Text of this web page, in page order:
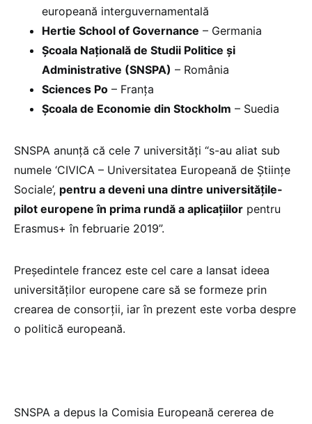
europeană interguvernamentală
Hertie School of Governance – Germania
Școala Națională de Studii Politice și
Administrative (SNSPA) – România
Sciences Po – Franța
Școala de Economie din Stockholm – Suedia
SNSPA anunță că cele 7 universități “s-au aliat sub
numele ‘CIVICA – Universitatea Europeană de Științe
Sociale’, pentru a deveni una dintre universitățile-
pilot europene în prima rundă a aplicațiilor pentru
Erasmus+ în februarie 2019”.
Președintele francez este cel care a lansat ideea
universităților europene care să se formeze prin
crearea de consorții, iar în prezent este vorba despre
o politică europeană.
SNSPA a depus la Comisia Europeană cererea de